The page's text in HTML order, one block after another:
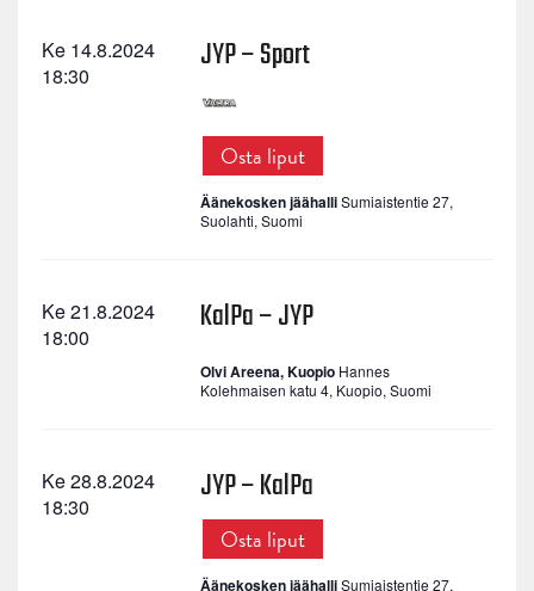
Ke 14.8.2024
18:30
JYP – Sport
Osta liput
Äänekosken jäähalliSumiaistentie 27,
Suolahti, Suomi
Ke 21.8.2024
18:00
KalPa – JYP
Olvi Areena, Kuopio Hannes
Kolehmaisen katu 4, Kuopio, Suomi
Ke 28.8.2024
18:30
JYP – KalPa
Osta liput
Äänekosken jäähalliSumiaistentie 27,